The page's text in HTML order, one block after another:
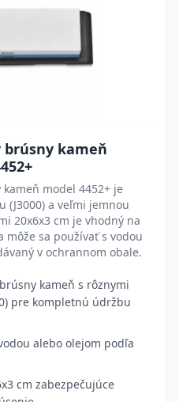
brúsny kameň
kameň model 4452+ je
(J3000) a veľmi jemnou
20x6x3 cm je vhodný na
môže sa používať s vodou
v ochrannom obale.
kameň s rôznymi
pre kompletnú údržbu
alebo olejom podľa
cm zabezpečujúce